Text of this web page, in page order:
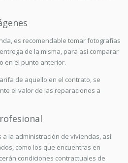
es recomendable tomar fotografías
de la misma, para así comparar
en el punto anterior.
de aquello en el contrato, se
el valor de las reparaciones a
la administración de viviendas, así
como los que encuentras en
condiciones contractuales de